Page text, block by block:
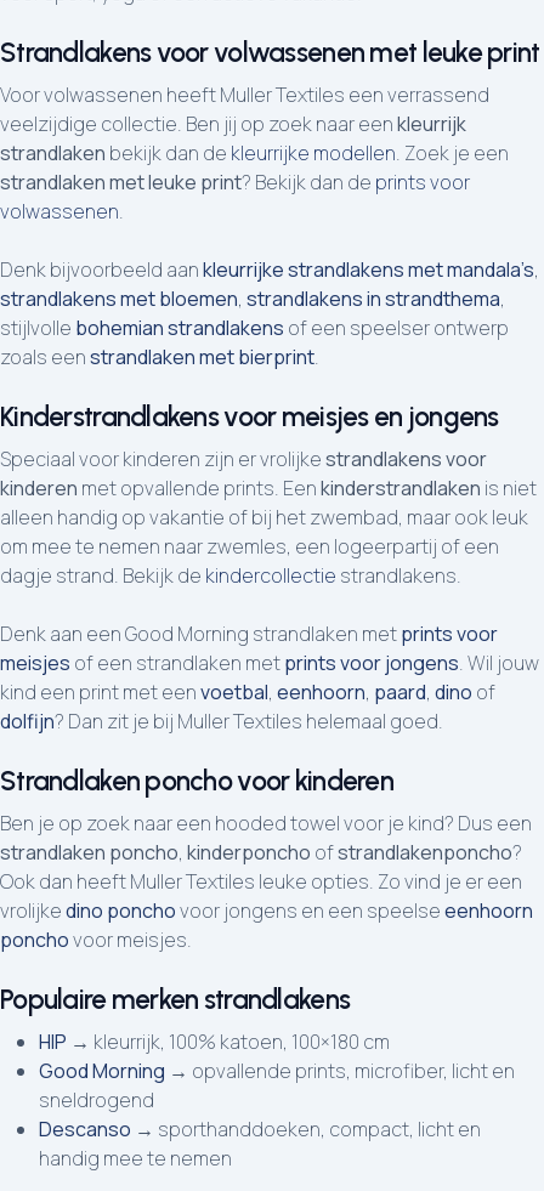
Strandlakens voor volwassenen met leuke print
Voor volwassenen heeft Muller Textiles een verrassend
veelzijdige collectie. Ben jij op zoek naar eenkleurrijk
strandlaken bekijk dan de kleurrijke modellen. Zoek je een
strandlaken met leuke print? Bekijk dan de prints voor
volwassenen.
Denk bijvoorbeeld aankleurrijke strandlakens met mandala’s,
strandlakens met bloemen, strandlakens in strandthema,
stijlvolle bohemian strandlakens of een speelser ontwerp
zoals eenstrandlaken met bierprint.
Kinderstrandlakens voor meisjes en jongens
Speciaal voor kinderen zijn er vrolijkestrandlakens voor
kinderen met opvallende prints. Eenkinderstrandlaken is niet
alleen handig op vakantie of bij het zwembad, maar ook leuk
om mee te nemen naar zwemles, een logeerpartij of een
dagje strand. Bekijk de kindercollectie strandlakens.
Denk aan een Good Morning strandlaken metprints voor
meisjes of een strandlaken metprints voor jongens. Wil jouw
kind een print met eenvoetbal, eenhoorn, paard, dino of
dolfijn? Dan zit je bij Muller Textiles helemaal goed.
Strandlaken poncho voor kinderen
Ben je op zoek naar een hooded towel voor je kind? Dus een
strandlaken poncho, kinderponcho ofstrandlakenponcho?
Ook dan heeft Muller Textiles leuke opties. Zo vind je er een
vrolijkedino ponchovoor jongens en een speelseeenhoorn
ponchovoor meisjes.
Populaire merken strandlakens
HIP → kleurrijk, 100% katoen, 100×180 cm
Good Morning → opvallende prints, microfiber, licht en
sneldrogend
Descanso → sporthanddoeken, compact, licht en
handig mee te nemen